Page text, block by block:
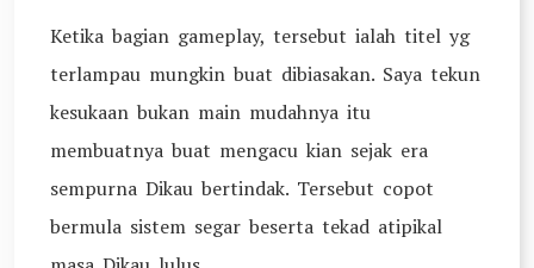
Ketika bagian gameplay, tersebut ialah titel yg
terlampau mungkin buat dibiasakan. Saya tekun
kesukaan bukan main mudahnya itu
membuatnya buat mengacu kian sejak era
sempurna Dikau bertindak. Tersebut copot
bermula sistem segar beserta tekad atipikal